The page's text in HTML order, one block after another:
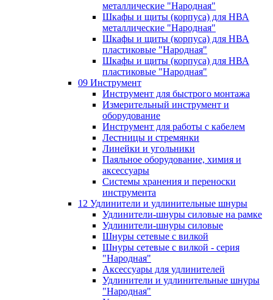
металлические "Народная"
Шкафы и щиты (корпуса) для НВА
металлические "Народная"
Шкафы и щиты (корпуса) для НВА
пластиковые "Народная"
Шкафы и щиты (корпуса) для НВА
пластиковые "Народная"
09 Инструмент
Инструмент для быстрого монтажа
Измерительный инструмент и
оборудование
Инструмент для работы с кабелем
Лестницы и стремянки
Линейки и угольники
Паяльное оборудование, химия и
аксессуары
Системы хранения и переноски
инструмента
12 Удлинители и удлинительные шнуры
Удлинители-шнуры силовые на рамке
Удлинители-шнуры силовые
Шнуры сетевые с вилкой
Шнуры сетевые с вилкой - серия
"Народная"
Аксессуары для удлинителей
Удлинители и удлинительные шнуры
"Народная"